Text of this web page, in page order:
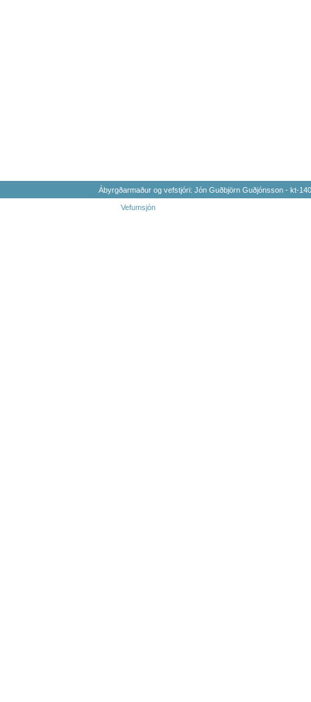
Ábyrgðarmaður og vefstjóri: Jón Guðbjörn Guðjónsson - kt-
Vefumsjón